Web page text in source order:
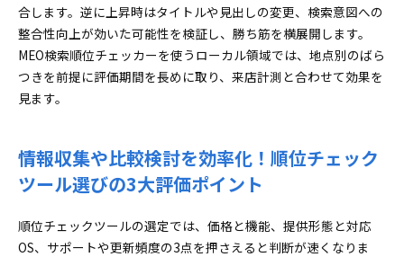
優先度に沿った実装＆振り返りで着実に伸ばす！
実践プランの進め方
検索順位チェックツールに関するよくある質問をすっ
きり解決！
何キーワードで有料に移行が現実的？順位チェッ
クツールのターニングポイント
スマホとパソコン、順位チェックツールで使いや
すいのはどっち？
競合の順位も順位チェックツールで絶対追うべ
合します。逆に上昇時はタイトルや見出しの変更、検索意図への
整合性向上が効いた可能性を検証し、勝ち筋を横展開します。
MEO検索順位チェッカーを使うローカル領域では、地点別のばら
つきを前提に評価期間を長めに取り、来店計測と合わせて効果を
見ます。
情報収集や比較検討を効率化！順位チェック
ツール選びの3大評価ポイント
順位チェックツールの選定では、価格と機能、提供形態と対応
OS、サポートや更新頻度の3点を押さえると判断が速くなりま